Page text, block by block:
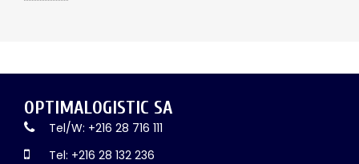
OPTIMALOGISTIC SA
Tel/W: +216 28 716 111
Tel: +216 28 132 236